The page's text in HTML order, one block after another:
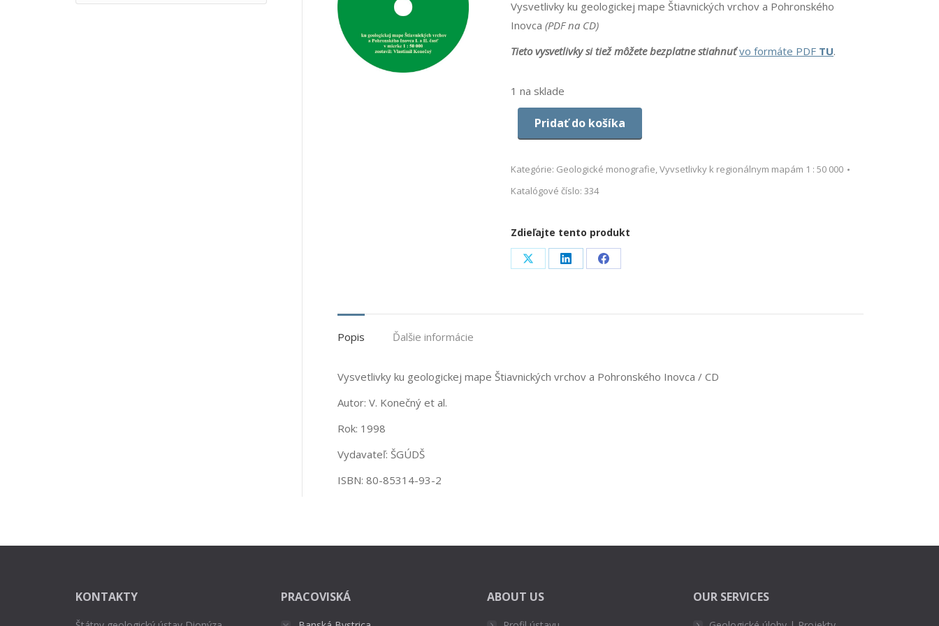
Vysvetlivky ku geologickej mape Štiavnických vrchov a Pohronského
Inovca (PDF na CD)
Tieto vysvetlivky si tiež môžete bezplatne stiahnuť vo formáte PDF TU.
1 na sklade
Pridať do košíka
Kategórie: Geologické monografie,Vyvsetlivky k regionálnym mapám 1 : 50 000
Katalógové číslo: 334
Zdieľajte tento produkt
Share
X
Share
LinkedIn
Share
Facebook
Popis Ďalšie informácie
Vysvetlivky ku geologickej mape Štiavnických vrchov a Pohronského Inovca / CD
Autor: V. Konečný et al.
Rok: 1998
Vydavateľ: ŠGÚDŠ
ISBN: 80-85314-93-2
KONTAKTY PRACOVISKÁ ABOUT US OUR SERVICES